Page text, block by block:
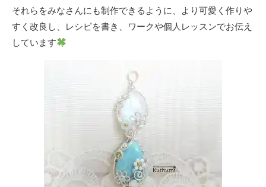
それらをみなさんにも制作できるように、より可愛く作りや
すく改良し、レシピを書き、ワークや個人レッスンでお伝え
しています